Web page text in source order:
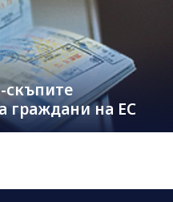
скъпите
граждани на ЕС